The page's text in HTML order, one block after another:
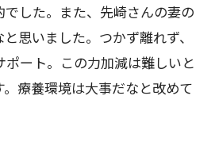
でした。また、先崎さんの妻の
思いました。つかず離れず、
ポート。この力加減は難しいと
療養環境は大事だなと改めて